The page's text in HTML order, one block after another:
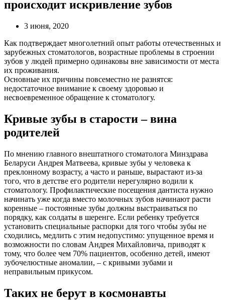
происходит искривление зубов
3 июня, 2020
Как подтверждает многолетний опыт работы отечественных и
зарубежных стоматологов, возрастные проблемы в строении
зубов у людей примерно одинаковы вне зависимости от места
их проживания.
Основные их причины повсеместно не разнятся:
недостаточное внимание к своему здоровью и
несвоевременное обращение к стоматологу.
Кривые зубы в старости – вина
родителей
По мнению главного внештатного стоматолога Минздрава
Беларуси Андрея Матвеева, кривые зубы у человека к
преклонному возрасту, а часто и раньше, вырастают из-за
того, что в детстве его родители нерегулярно водили к
стоматологу. Профилактические посещения дантиста нужно
начинать уже когда вместо молочных зубов начинают расти
коренные – постоянные зубы должны выстраиваться по
порядку, как солдаты в шеренге. Если ребенку требуется
установить специальные распорки для того чтобы зубы не
сходились, медлить с этим недопустимо: упущенное время и
возможности по словам Андрея Михайловича, приводят к
тому, что более чем 70% пациентов, особенно детей, имеют
зубочелюстные аномалии, – с кривыми зубами и
неправильным прикусом.
Таких не берут в космонавты